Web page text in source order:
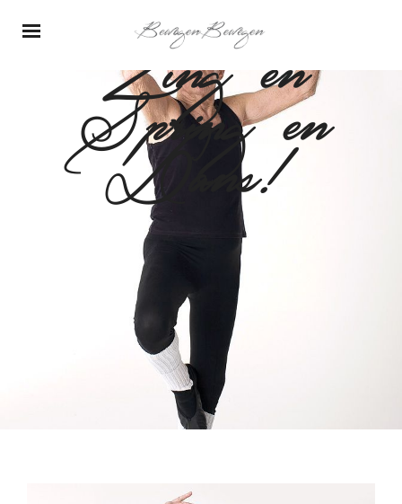
Zing en
Spring en
Dans!